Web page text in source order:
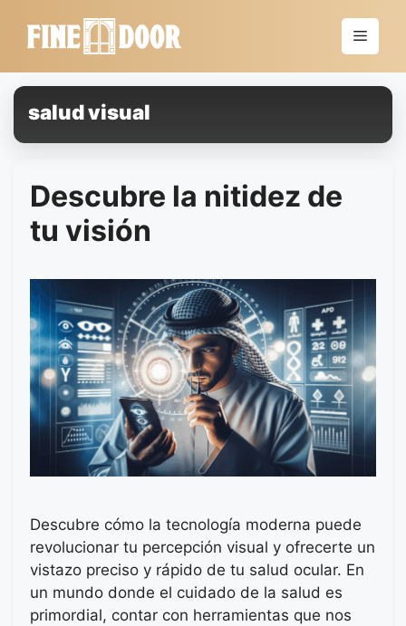
Menú
salud visual
Descubre la nitidez de
tu visión
Descubre cómo la tecnología moderna puede
revolucionar tu percepción visual y ofrecerte un
vistazo preciso y rápido de tu salud ocular. En
un mundo donde el cuidado de la salud es
primordial, contar con herramientas que nos